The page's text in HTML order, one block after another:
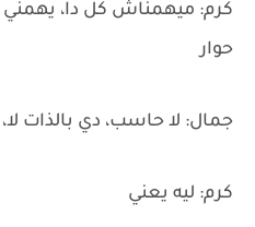
كرم: ميهمناش كل دا، يهمني
حوار
جمال: لا حاسب، دي بالذات لا،
كرم: ليه يعني